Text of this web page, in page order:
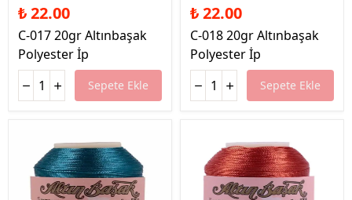
₺ 22.00
C-017 20gr Altınbaşak
Polyester İp
Sepete Ekle
₺ 22.00
C-018 20gr Altınbaşak
Polyester İp
Sepete Ekle